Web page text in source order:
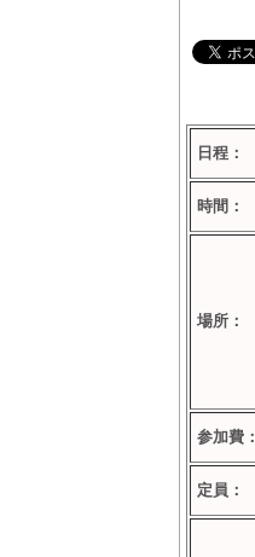
日程：
時間：
場所：
参加費：
定員：